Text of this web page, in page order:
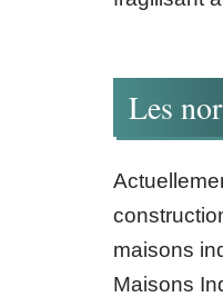
Les
maisons
Maisons